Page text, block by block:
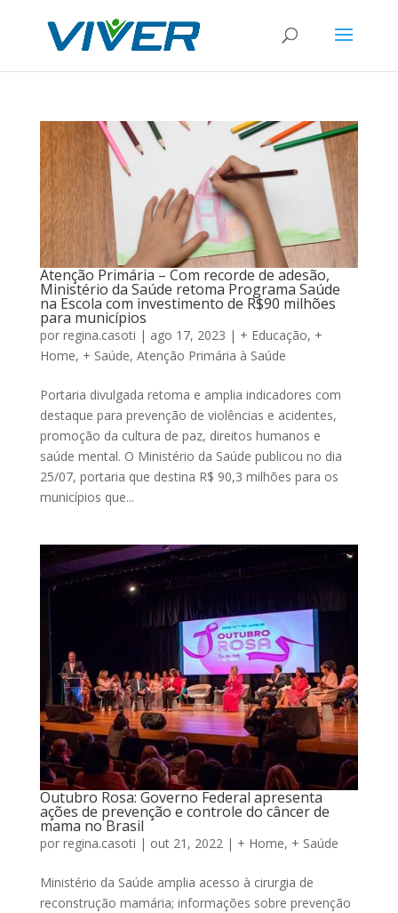
Atenção Primária – Com recorde de adesão,
Ministério da Saúde retoma Programa Saúde
na Escola com investimento de R$90 milhões
para municípios
por regina.casoti | ago 17, 2023 | + Educação, +
Home, + Saúde, Atenção Primária à Saúde
Portaria divulgada retoma e amplia indicadores com
destaque para prevenção de violências e acidentes,
promoção da cultura de paz, direitos humanos e
saúde mental. O Ministério da Saúde publicou no dia
25/07, portaria que destina R$ 90,3 milhões para os
municípios que...
Outubro Rosa: Governo Federal apresenta
ações de prevenção e controle do câncer de
mama no Brasil
por regina.casoti | out 21, 2022| + Home, + Saúde
Ministério da Saúde amplia acesso à cirurgia de
reconstrução mamária; informações sobre prevenção